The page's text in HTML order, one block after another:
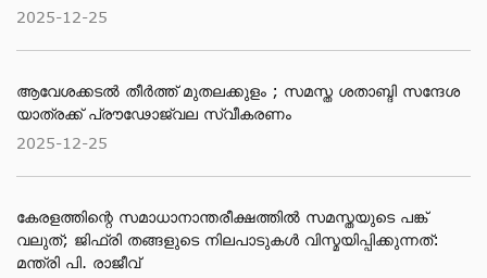
2025-12-25
ആവേശക്കടൽ തീർത്ത് മുതലക്കുളം ; സമസ്ത ശതാബ്ദി സന്ദേശ
യാത്രക്ക് പ്രൗഢോജ്വല സ്വീകരണം
2025-12-25
കേരളത്തിന്റെ സമാധാനാന്തരീക്ഷത്തിൽ സമസ്തയുടെ പങ്ക്
വലുത്; ജിഫ്‌രി തങ്ങളുടെ നിലപാടുകൾ വിസ്മയിപ്പിക്കുന്നത്:
മന്ത്രി പി. രാജീവ്